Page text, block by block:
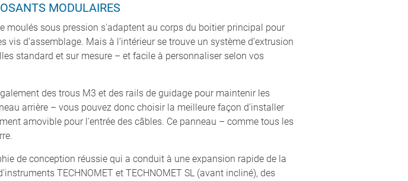
MODULAIRES
moulés sous pression s'adaptent au corps du boitier principal pour
d’assemblage. Mais à l’intérieur se trouve un système d’extrusion
standard et sur mesure – et facile à personnaliser selon vos
des trous M3 et des rails de guidage pour maintenir les
arrière – vous pouvez donc choisir la meilleure façon d'installer
amovible pour l'entrée des câbles. Ce panneau – comme tous les
de conception réussie qui a conduit à une expansion rapide de la
TECHNOMET et TECHNOMET SL (avant incliné), des